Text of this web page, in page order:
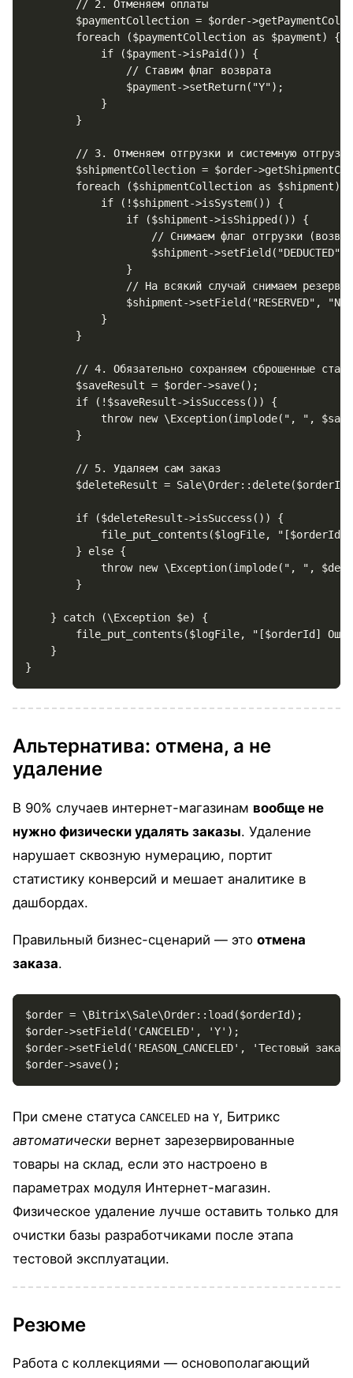
        // 2. Отменяем оплаты
$paymentCollection = $order-
        foreach ($paymentCollection as $payment) {
            if ($payment->isPaid()) {
                // Ставим флаг возврата
                $payment->setReturn("Y");
            }
        }
// 3. Отменяем отгрузки и системную
$shipmentCollection = $order-
        foreach ($shipmentCollection as $shipment) {
            if (!$shipment->isSystem()) {
                if ($shipment->isShipped()) {
// Снимаем флаг отгрузки
$shipment-
                }
// На всякий случай снимаем
$shipment->setField("RESERVED",
            }
        }
// 4. Обязательно сохраняем сброшенные
        $saveResult = $order->save();
        if (!$saveResult->isSuccess()) {
throw new \Exception(implode(", ",
        }
        // 5. Удаляем сам заказ
$deleteResult =
        if ($deleteResult->isSuccess()) {
file_put_contents($logFile,
        } else {
throw new \Exception(implode(", ",
        }
    } catch (\Exception $e) {
file_put_contents($logFile, "[$orderId]
    }
}
Альтернатива: отмена, а не
удаление
В 90% случаев интернет-магазинам вообще не
нужно физически удалять заказы. Удаление
нарушает сквозную нумерацию, портит
статистику конверсий и мешает аналитике в
дашбордах.
Правильный бизнес-сценарий — это отмена
заказа.
$order = \Bitrix\Sale\Order::load($orderId);
$order->setField('CANCELED', 'Y');
$order->setField('REASON_CANCELED', 'Тестовый
$order->save();
При смене статуса CANCELED на Y, Битрикс
автоматически вернет зарезервированные
товары на склад, если это настроено в
параметрах модуля Интернет-магазин.
Физическое удаление лучше оставить только для
очистки базы разработчиками после этапа
тестовой эксплуатации.
Резюме
Работа с коллекциями — основополагающий